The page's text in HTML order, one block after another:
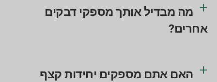
מה מבדיל אותך מספקי דבקים
אחרים?
האם אתם מספקים יחידות קצף